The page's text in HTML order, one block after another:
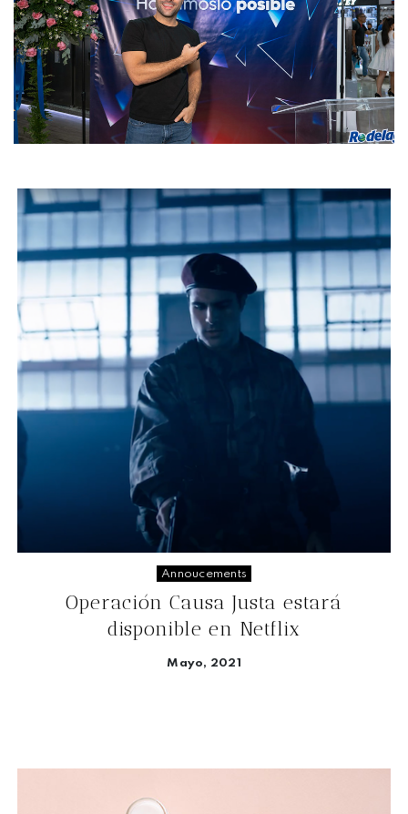
Annoucements
Operación Causa Justa estará
disponible en Netflix
Mayo, 2021